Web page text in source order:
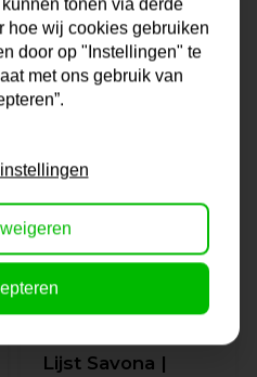
Op voorraad
38,50
Lijst Savona |
tonen via derde
hoe wij cookies gebruiken
door op "Instellingen" te
met ons gebruik van